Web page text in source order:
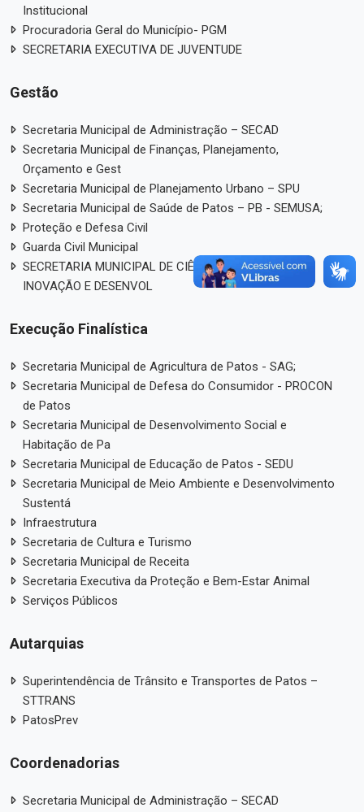
Institucional
Procuradoria Geral do Município- PGM
SECRETARIA EXECUTIVA DE JUVENTUDE
Gestão
Secretaria Municipal de Administração – SECAD
Secretaria Municipal de Finanças, Planejamento,
Orçamento e Gest
Secretaria Municipal de Planejamento Urbano – SPU
Secretaria Municipal de Saúde de Patos – PB - SEMUSA;
Proteção e Defesa Civil
Guarda Civil Municipal
SECRETARIA MUNICIPAL DE CIÊNCIA, TECNOLOGIA,
INOVAÇÃO E DESENVOL
Execução Finalística
Secretaria Municipal de Agricultura de Patos - SAG;
Secretaria Municipal de Defesa do Consumidor - PROCON
de Patos
Secretaria Municipal de Desenvolvimento Social e
Habitação de Pa
Secretaria Municipal de Educação de Patos - SEDU
Secretaria Municipal de Meio Ambiente e Desenvolvimento
Sustentá
Infraestrutura
Secretaria de Cultura e Turismo
Secretaria Municipal de Receita
Secretaria Executiva da Proteção e Bem-Estar Animal
Serviços Públicos
Autarquias
Superintendência de Trânsito e Transportes de Patos –
STTRANS
PatosPrev
Coordenadorias
Secretaria Municipal de Administração – SECAD